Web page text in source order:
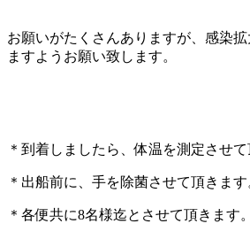
お願いがたくさんありますが、感染
ますようお願い致します。
＊到着しましたら、体温を測定させて
＊出船前に、手を除菌させて頂きます
＊各便共に8名様迄とさせて頂きます。